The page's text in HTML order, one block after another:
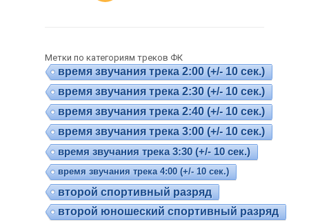
Метки по категориям треков ФК
время звучания трека 2:00 (+/- 10 сек.)
время звучания трека 2:30 (+/- 10 сек.)
время звучания трека 2:40 (+/- 10 сек.)
время звучания трека 3:00 (+/- 10 сек.)
время звучания трека 3:30 (+/- 10 сек.)
время звучания трека 4:00 (+/- 10 сек.)
второй спортивный разряд
второй юношеский спортивный разряд